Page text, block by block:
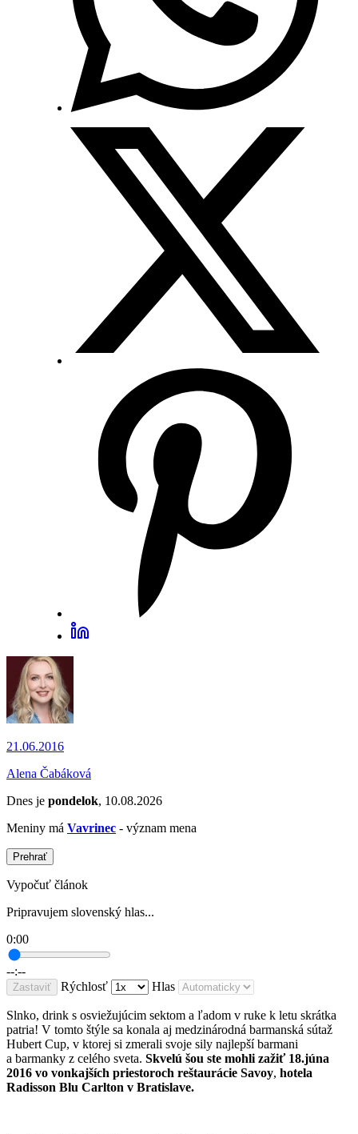
21.06.2016
Alena Čabáková
Dnes je pondelok, 10.08.2026
Meniny má Vavrinec - význam mena
Prehrať
Vypočuť článok
Pripravujem slovenský hlas...
0:00
--:--
Zastaviť Rýchlosť Hlas
Slnko, drink s osviežujúcim sektom a ľadom v ruke k letu skrátka
patria! V tomto štýle sa konala aj medzinárodná barmanská sútaž
Hubert Cup, v ktorej si zmerali svoje sily najlepší barmani
a barmanky z celého sveta. Skvelú šou ste mohli zažiť 18.júna
2016 vo vonkajších priestoroch reštaurácie Savoy, hotela
Radisson Blu Carlton v Bratislave.